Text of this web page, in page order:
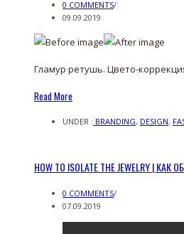
0 COMMENTS/
09.09.2019
Гламур ретушь. Цвето-
Read More
UNDER : BRANDING, DESIGN,
HOW TO ISOLATE THE JEWELRY |
0 COMMENTS/
07.09.2019